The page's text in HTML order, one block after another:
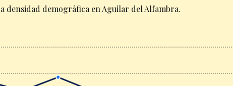
densidad demográfica en Aguilar del Alfambra.